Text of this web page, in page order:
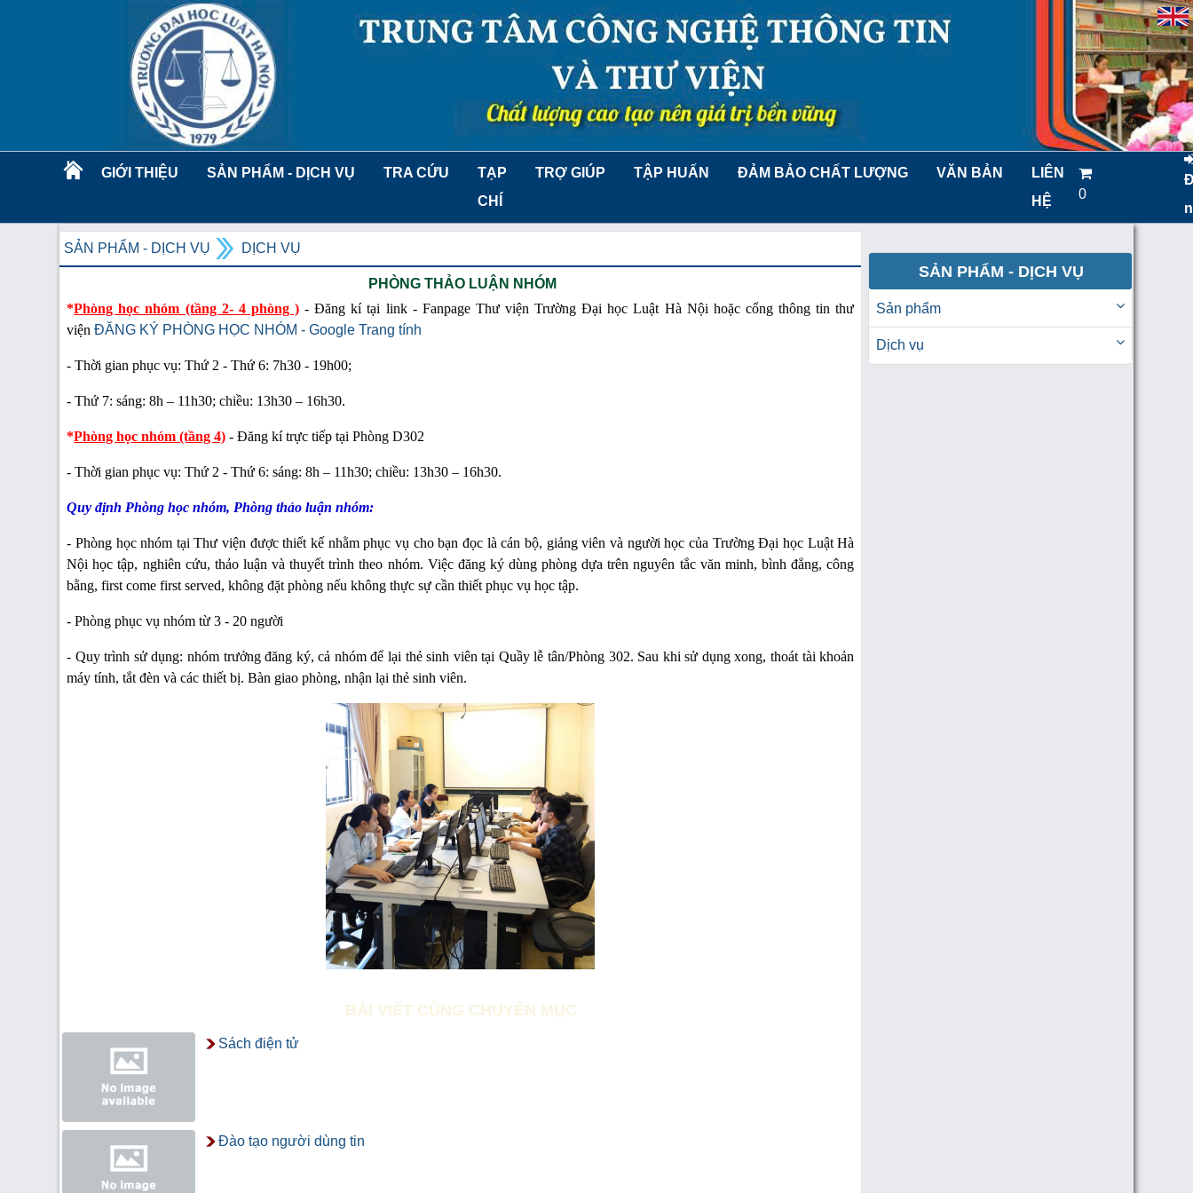
GIỚI THIỆU SẢN PHẨM - DỊCH VỤ TRA CỨU
TẠP
CHÍ
TRỢ GIÚP TẬP HUẤN ĐẢM BẢO CHẤT LƯỢNG VĂN BẢN
LIÊN
HỆ
0
SẢN PHẨM - DỊCH VỤ DỊCH VỤ
PHÒNG THẢO LUẬN NHÓM
*Phòng học nhóm (tầng 2- 4 phòng ) - Đăng kí tại link - Fanpage Thư viện Trường Đại học Luật Hà Nội hoặc cổng thông tin thư
việnĐĂNG KÝ PHÒNG HỌC NHÓM - Google Trang tính
-Thời gian phục vụ: Thứ 2 - Thứ 6: 7h30 - 19h00;
-Thứ 7: sáng: 8h – 11h30; chiều: 13h30 – 16h30.
*Phòng học nhóm (tầng 4) - Đăng kí trực tiếp tại Phòng D302
-Thời gian phục vụ: Thứ 2 - Thứ 6: sáng: 8h – 11h30; chiều: 13h30 – 16h30.
Quy định Phòng học nhóm, Phòng thảo luận nhóm:
- Phòng học nhóm tại Thư viện được thiết kế nhằm phục vụ cho bạn đọc là cán bộ, giảng viên và người học của Trường Đại học Luật Hà
Nội học tập, nghiên cứu, thảo luận và thuyết trình theo nhóm. Việc đăng ký dùng phòng dựa trên nguyên tắc văn minh, bình đẳng, công
bằng, first come first served, không đặt phòng nếu không thực sự cần thiết phục vụ học tập.
- Phòng phục vụ nhóm từ 3 - 20 người
- Quy trình sử dụng: nhóm trưởng đăng ký, cả nhóm để lại thẻ sinh viên tại Quầy lễ tân/Phòng 302. Sau khi sử dụng xong, thoát tài khoản
máy tính, tắt đèn và các thiết bị. Bàn giao phòng, nhận lại thẻ sinh viên.
BÀI VIẾT CÙNG CHUYÊN MỤC
Sách điện tử
Đào tạo người dùng tin
SẢN PHẨM - DỊCH VỤ
Sản phẩm
Dịch vụ